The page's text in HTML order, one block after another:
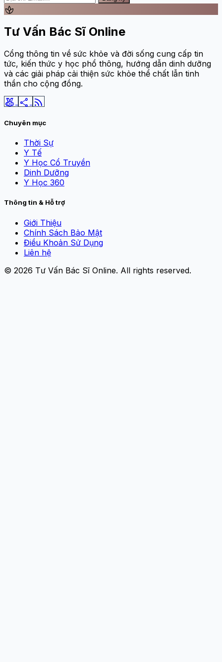
spa
Tư Vấn Bác Sĩ Online
Cổng thông tin về sức khỏe và đời sống cung cấp tin
tức, kiến thức y học phổ thông, hướng dẫn dinh dưỡng
và các giải pháp cải thiện sức khỏe thể chất lẫn tinh
thần cho cộng đồng.
social_leaderboard share rss_feed
Chuyên mục
Thời Sự
Y Tế
Y Học Cổ Truyền
Dinh Dưỡng
Y Học 360
Thông tin & Hỗ trợ
Giới Thiệu
Chính Sách Bảo Mật
Điều Khoản Sử Dụng
Liên hệ
© 2026 Tư Vấn Bác Sĩ Online. All rights reserved.